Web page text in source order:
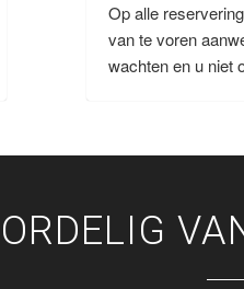
Op alle
van te voren
wachten en u niet